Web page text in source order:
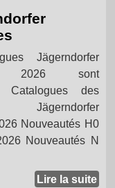
Jägerndorfer
2026 sont
Catalogues des
Jägerndorfer
Nouveautés H0
Nouveautés N
Lire la suite